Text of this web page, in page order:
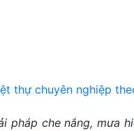
pháp che nắng, mưa